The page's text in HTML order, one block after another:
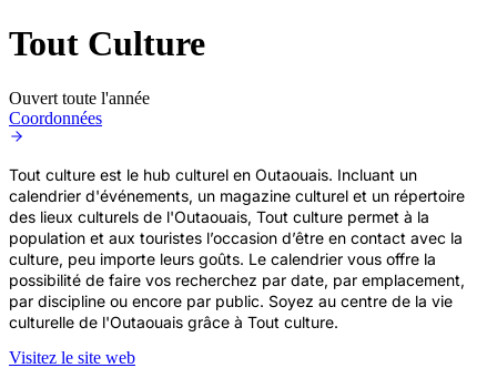
Tout Culture
Ouvert toute l'année
Coordonnées
Tout culture est le hub culturel en Outaouais. Incluant un
calendrier d'événements, un magazine culturel et un répertoire
des lieux culturels de l'Outaouais, Tout culture permet à la
population et aux touristes l’occasion d’être en contact avec la
culture, peu importe leurs goûts. Le calendrier vous offre la
possibilité de faire vos recherchez par date, par emplacement,
par discipline ou encore par public. Soyez au centre de la vie
culturelle de l'Outaouais grâce à Tout culture.
Visitez le site web